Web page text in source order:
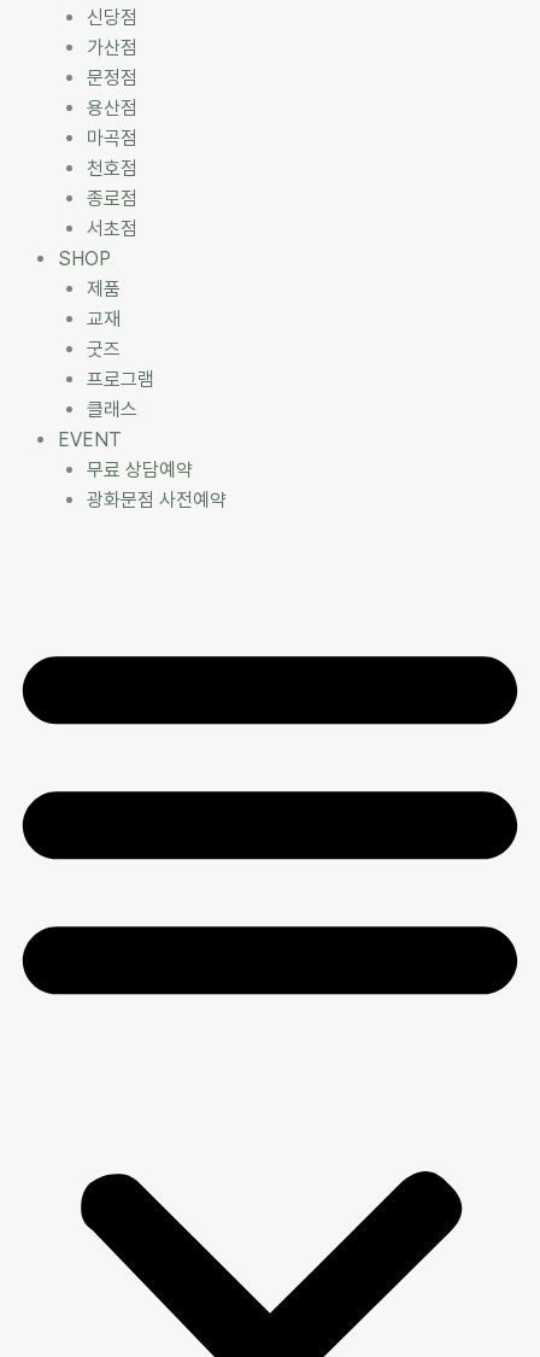
신당점
가산점
문정점
용산점
마곡점
천호점
종로점
서초점
SHOP
제품
교재
굿즈
프로그램
클래스
EVENT
무료 상담예약
광화문점 사전예약